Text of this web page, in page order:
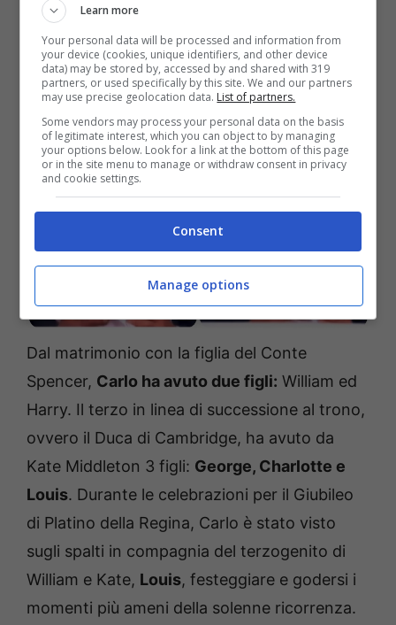
Dal matrimonio con la figlia del Conte
Spencer, Carlo ha avuto due figli: William ed
Harry. Il terzo in linea di successione al trono,
ovvero il Duca di Cambridge, ha avuto da
Kate Middleton 3 figli: George, Charlotte e
Louis. Durante le celebrazioni per il Giubileo
di Platino della Regina, Carlo è stato visto
sugli spalti in compagnia del terzogenito di
William e Kate, Louis, festeggiare e godersi i
momenti più ameni della solenne ricorrenza.
Learn more
Your personal data will be processed and information from
your device (cookies, unique identifiers, and other device
data) may be stored by, accessed by and shared with 319
partners, or used specifically by this site. We and our partners
may use precise geolocation data. List of partners.
Some vendors may process your personal data on the basis
of legitimate interest, which you can object to by managing
your options below. Look for a link at the bottom of this page
or in the site menu to manage or withdraw consent in privacy
and cookie settings.
Consent
Manage options